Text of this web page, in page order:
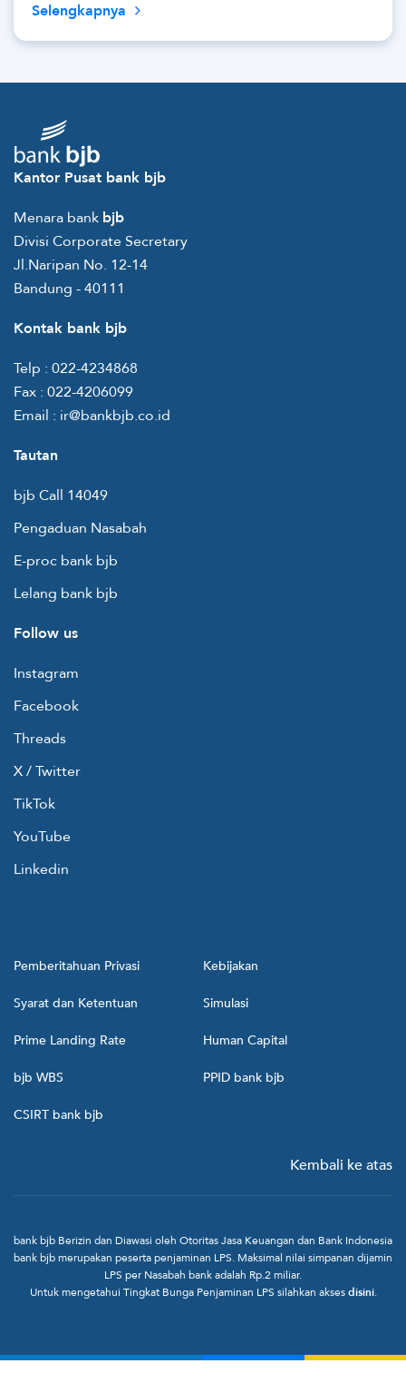
Selengkapnya
Kantor Pusat bank bjb
Menara bank bjb
Divisi Corporate Secretary
Jl.Naripan No. 12-14
Bandung - 40111
Kontak bank bjb
Telp : 022-4234868
Fax : 022-4206099
Email : ir@bankbjb.co.id
Tautan
bjb Call 14049
Pengaduan Nasabah
E-proc bank bjb
Lelang bank bjb
Follow us
Instagram
Facebook
Threads
X / Twitter
TikTok
YouTube
Linkedin
Pemberitahuan Privasi Kebijakan
Syarat dan Ketentuan Simulasi
Prime Landing Rate Human Capital
bjb WBS PPID bank bjb
CSIRT bank bjb
Kembali ke atas
bank bjb Berizin dan Diawasi oleh Otoritas Jasa Keuangan dan Bank Indonesia
bank bjb merupakan peserta penjaminan LPS. Maksimal nilai simpanan dijamin
LPS per Nasabah bank adalah Rp.2 miliar.
Untuk mengetahui Tingkat Bunga Penjaminan LPS silahkan aksesdisini.